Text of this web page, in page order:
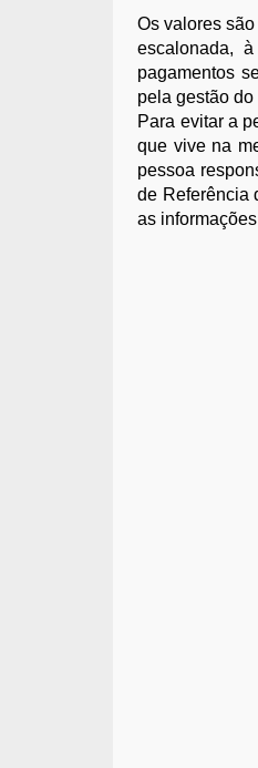
Os valores
escalonada,
pagamentos
pela gestão
Para evitar a
que vive na
pessoa
de Referência
as